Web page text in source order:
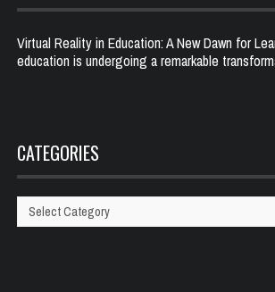
Virtual Reality in Education: A New Dawn for
education is undergoing a remarkable
CATEGORIES
Categories